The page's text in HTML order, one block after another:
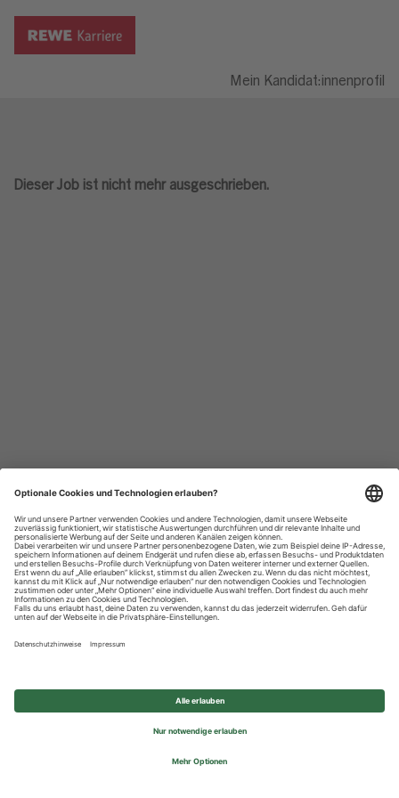
Mein Kandidat:innenprofil
Dieser Job ist nicht mehr ausgeschrieben.
Datenschutzhinweise
Impressum
Privatsphäre-Einstellungen
© 2026 REWE Group - All rights reserved